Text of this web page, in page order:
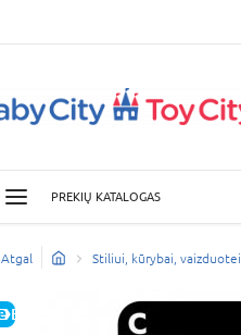
PREKIŲ KATALOGAS
Atgal Stiliui, kūrybai, vaizduotei
E-KAINA